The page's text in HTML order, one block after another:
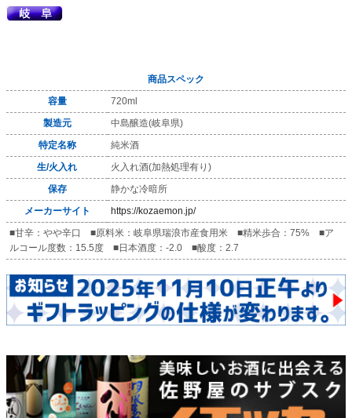
商品スペック
容量
720ml
製造元
中島醸造(岐阜県)
特定名称
純米酒
生/火入れ
火入れ酒(加熱処理有り)
保存
静かな冷暗所
メーカーサイト
https://kozaemon.jp/
■甘辛：やや辛口 ■原料米：岐阜県瑞浪市産食用米 ■精米歩合：75% ■ア
ルコール度数：15.5度 ■日本酒度：-2.0 ■酸度：2.7